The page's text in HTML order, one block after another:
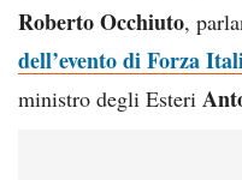
Roberto Occhiuto,
dell’evento di Forza
ministro degli Esteri